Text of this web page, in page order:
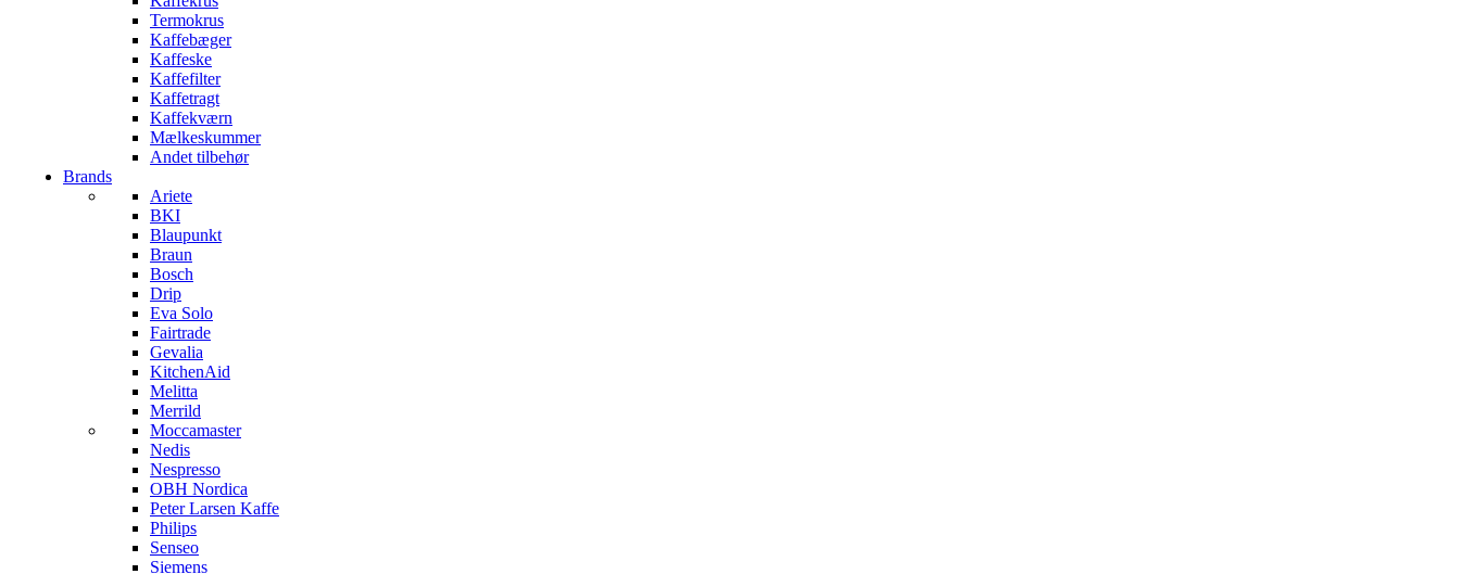
Termokrus
Kaffebæger
Kaffeske
Kaffefilter
Kaffetragt
Kaffekværn
Mælkeskummer
Andet tilbehør
Brands
Ariete
BKI
Blaupunkt
Braun
Bosch
Drip
Eva Solo
Fairtrade
Gevalia
KitchenAid
Melitta
Merrild
Moccamaster
Nedis
Nespresso
OBH Nordica
Peter Larsen Kaffe
Philips
Senseo
Siemens